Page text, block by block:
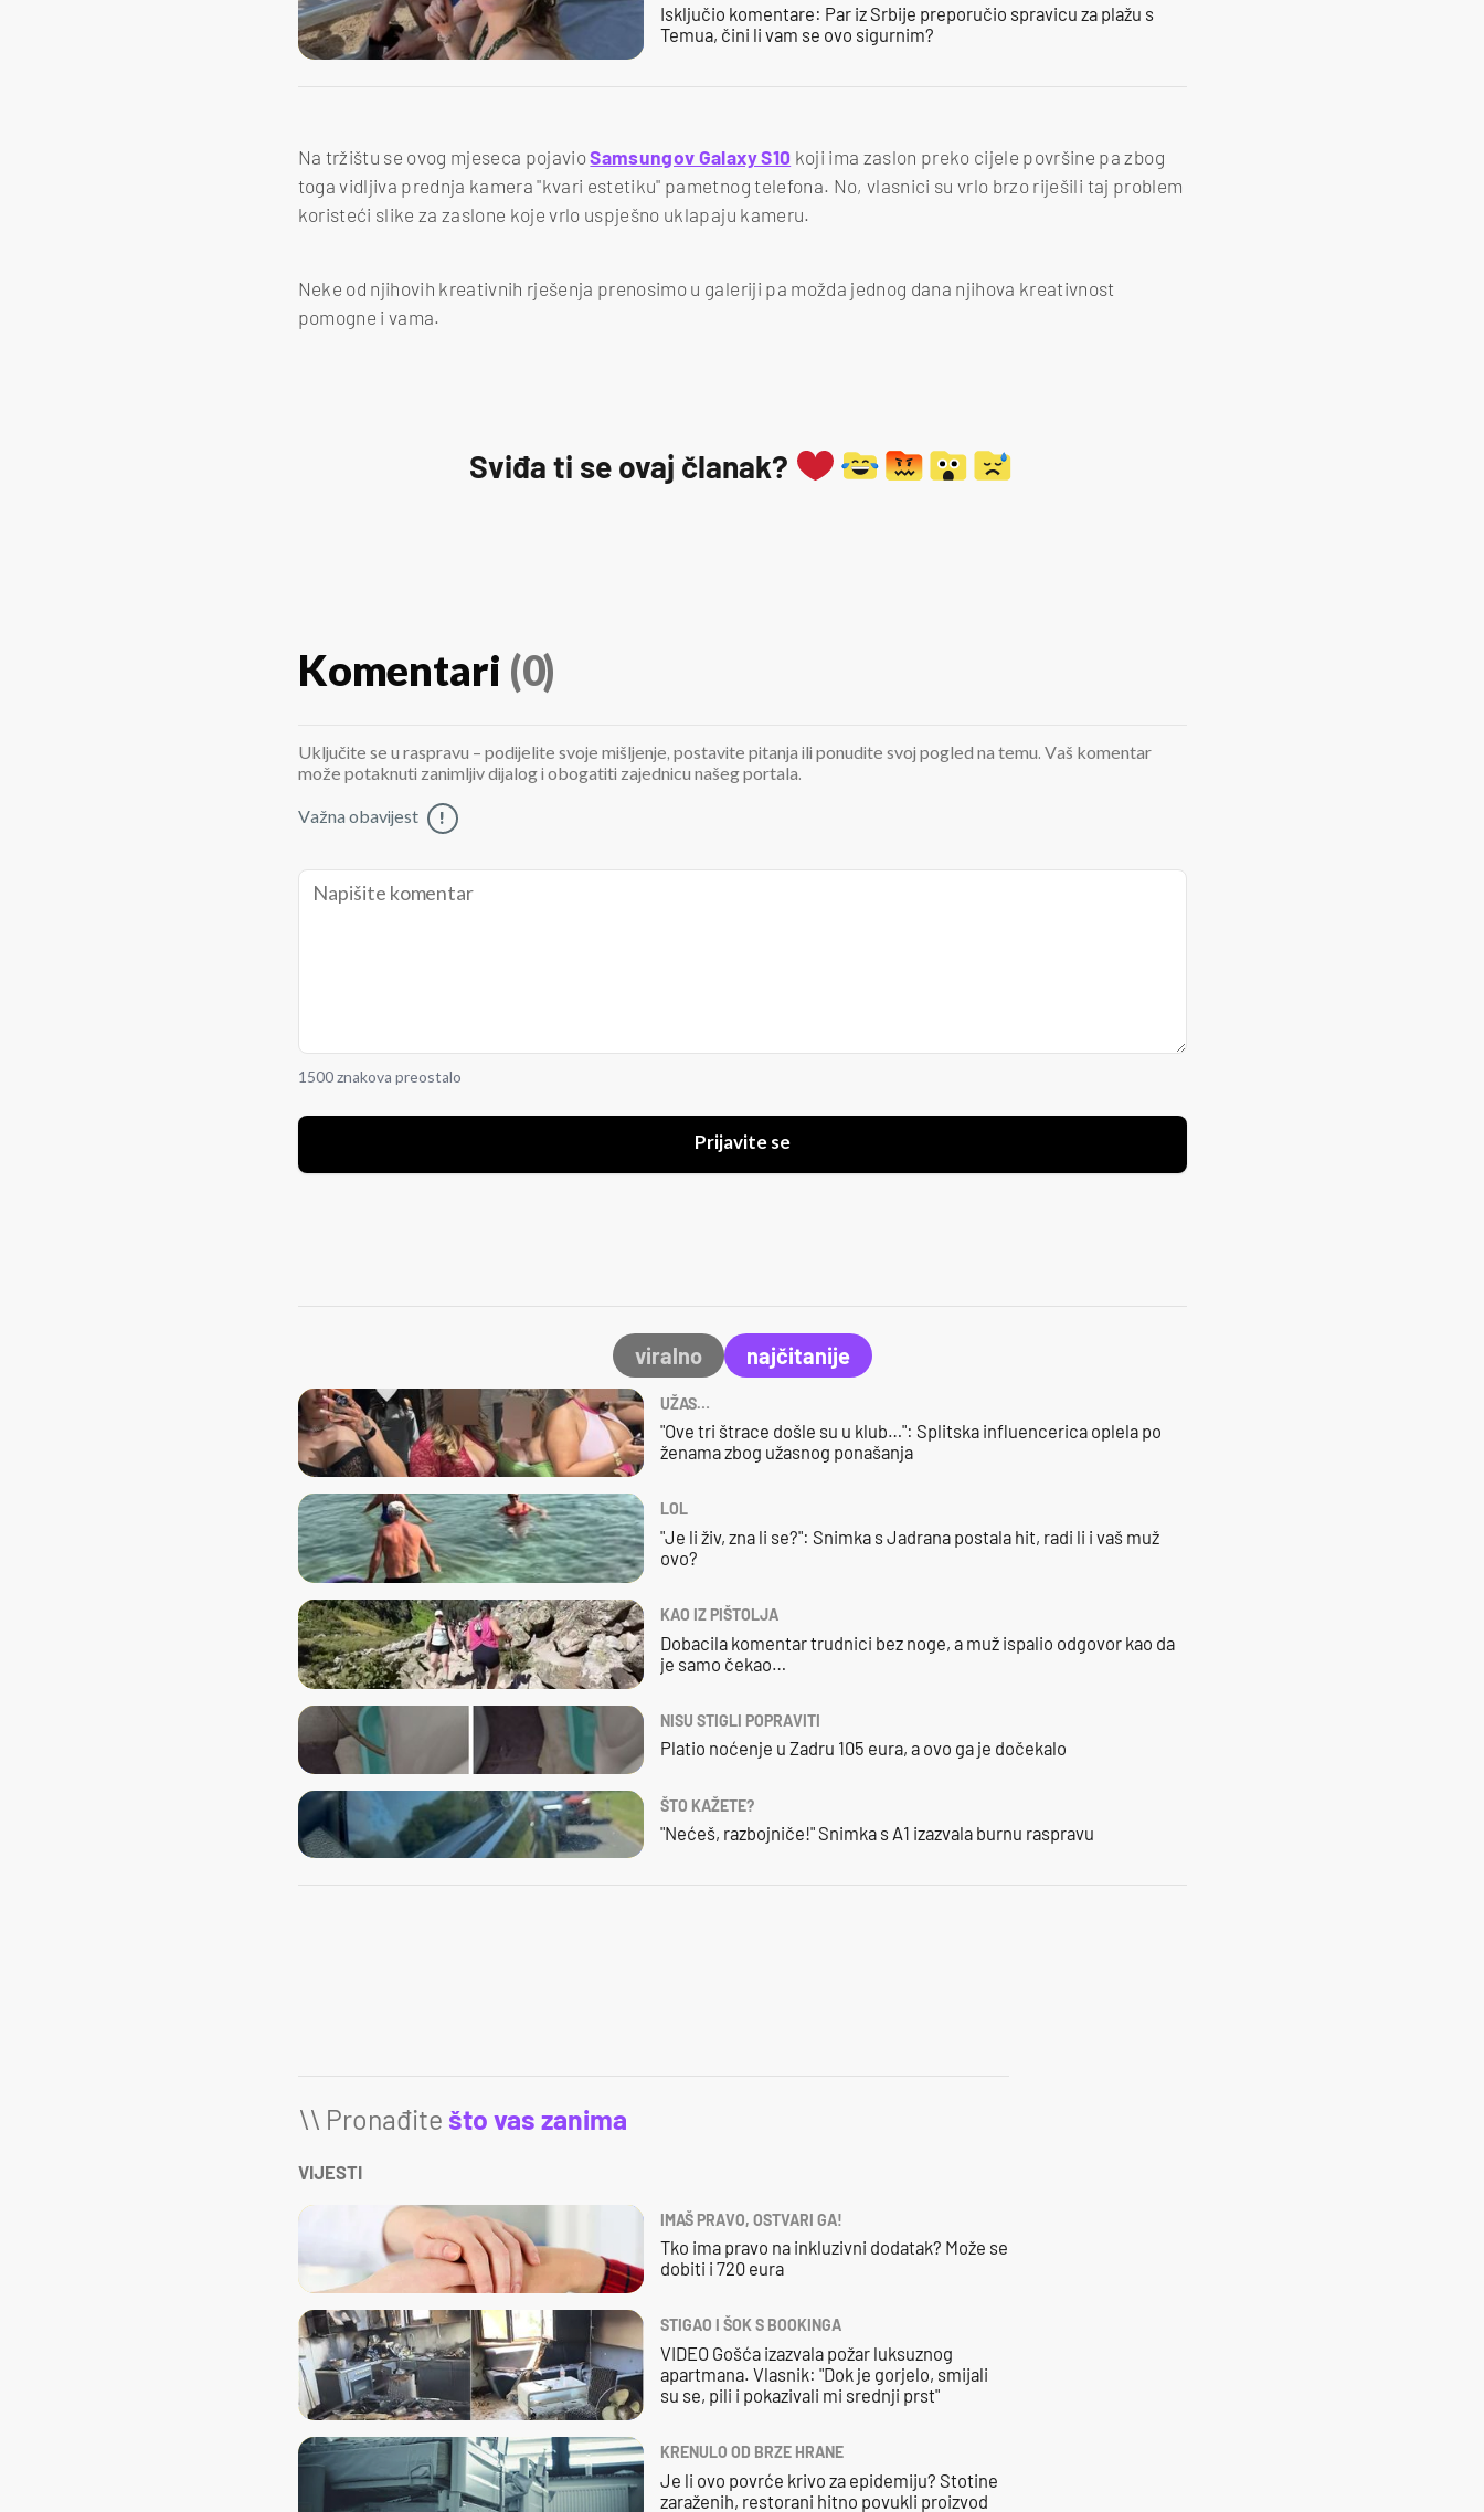
Isključio komentare: Par iz Srbije preporučio spravicu za plažu s
Temua, čini li vam se ovo sigurnim?
Na tržištu se ovog mjeseca pojavioSamsungov Galaxy S10 koji ima zaslon preko cijele površine pa zbog
toga vidljiva prednja kamera "kvari estetiku" pametnog telefona. No, vlasnici su vrlo brzo riješili taj problem
koristeći slike za zaslone koje vrlo uspješno uklapaju kameru.
Neke od njihovih kreativnih rješenja prenosimo u galeriji pa možda jednog dana njihova kreativnost
pomogne i vama.
Sviđa ti se ovaj članak?
Komentari (0)
Uključite se u raspravu – podijelite svoje mišljenje, postavite pitanja ili ponudite svoj pogled na temu. Vaš komentar
može potaknuti zanimljiv dijalog i obogatiti zajednicu našeg portala.
Važna obavijest !
1500 znakova preostalo
Prijavite se
viralno najčitanije
UŽAS…
"Ove tri štrace došle su u klub…": Splitska influencerica oplela po
ženama zbog užasnog ponašanja
LOL
"Je li živ, zna li se?": Snimka s Jadrana postala hit, radi li i vaš muž
ovo?
KAO IZ PIŠTOLJA
Dobacila komentar trudnici bez noge, a muž ispalio odgovor kao da
je samo čekao…
NISU STIGLI POPRAVITI
Platio noćenje u Zadru 105 eura, a ovo ga je dočekalo
ŠTO KAŽETE?
"Nećeš, razbojniče!" Snimka s A1 izazvala burnu raspravu
\\ Pronađite što vas zanima
VIJESTI
IMAŠ PRAVO, OSTVARI GA!
Tko ima pravo na inkluzivni dodatak? Može se
dobiti i 720 eura
STIGAO I ŠOK S BOOKINGA
VIDEO Gošća izazvala požar luksuznog
apartmana. Vlasnik: "Dok je gorjelo, smijali
su se, pili i pokazivali mi srednji prst"
KRENULO OD BRZE HRANE
Je li ovo povrće krivo za epidemiju? Stotine
zaraženih, restorani hitno povukli proizvod